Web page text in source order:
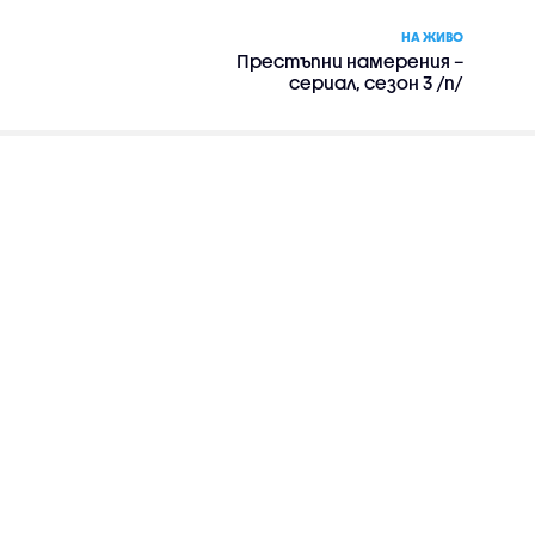
НА ЖИВО
Престъпни намерения –
сериал, сезон 3 /п/